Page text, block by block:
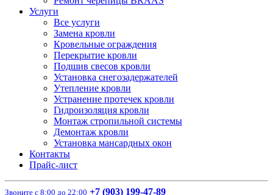
Услуги
Все услуги
Замена кровли
Кровельные ограждения
Перекрытие кровли
Подшив свесов кровли
Установка снегозадержателей
Утепление кровли
Устранение протечек кровли
Гидроизоляция кровли
Монтаж стропильной системы
Демонтаж кровли
Установка мансардных окон
Контакты
Прайс-лист
Звоните с 8:00 до 22:00 +7 (903) 199-47-89